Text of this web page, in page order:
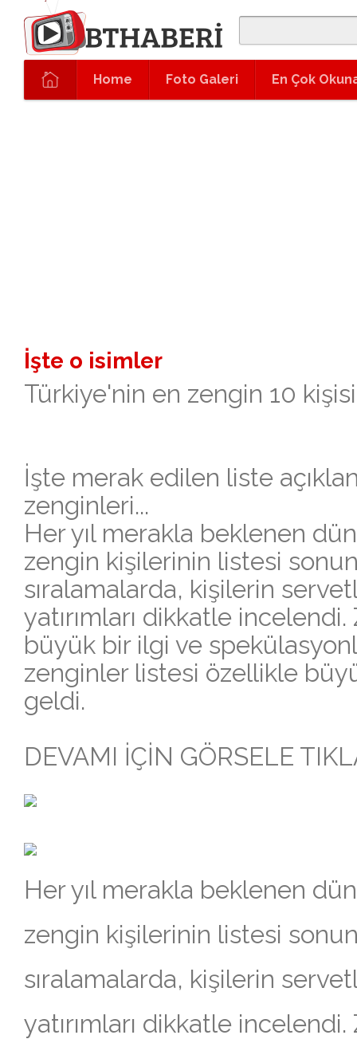
Home Foto Galeri En Çok
İşte o isimler
Türkiye'nin en zengin 10
İşte merak edilen liste
zenginleri...
Her yıl merakla beklenen
zengin kişilerinin listesi
sıralamalarda, kişilerin
yatırımları dikkatle incelendi.
büyük bir ilgi ve
zenginler listesi özellikle
geldi.
DEVAMI İÇİN GÖRSELE
Her yıl merakla beklenen
zengin kişilerinin listesi
sıralamalarda, kişilerin
yatırımları dikkatle incelendi.